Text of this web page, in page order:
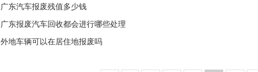
广东汽车报废残值多少钱
广东报废汽车回收都会进行哪些处理
外地车辆可以在居住地报废吗